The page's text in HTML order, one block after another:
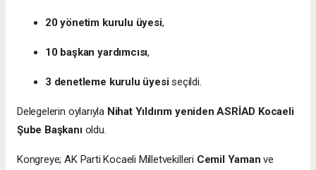
20 yönetim kurulu üyesi,
10 başkan yardımcısı,
3 denetleme kurulu üyesiseçildi.
Delegelerin oylarıyla Nihat Yıldırım yeniden ASRİAD Kocaeli
Şube Başkanıoldu.
Kongreye; AK Parti Kocaeli Milletvekilleri Cemil Yaman ve